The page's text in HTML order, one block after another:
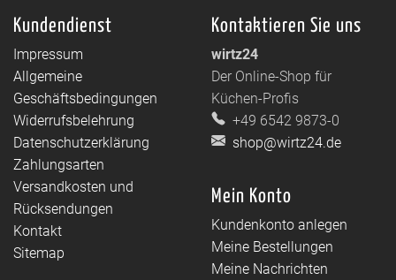
Kundendienst
Impressum
Allgemeine
Geschäftsbedingungen
Widerrufsbelehrung
Datenschutzerklärung
Zahlungsarten
Versandkosten und
Rücksendungen
Kontakt
Sitemap
Kontaktieren Sie uns
wirtz24
Der Online-Shop für
Küchen-Profis
+49 6542 9873-0
shop@wirtz24.de
Mein Konto
Kundenkonto anlegen
Meine Bestellungen
Meine Nachrichten